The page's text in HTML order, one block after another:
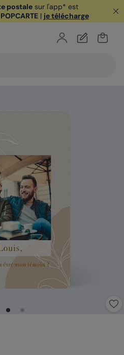
postale sur l'app* est
POPCARTE| je télécharge